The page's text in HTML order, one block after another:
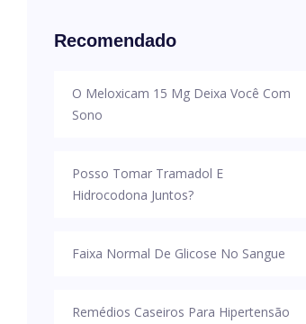
Recomendado
O Meloxicam 15 Mg Deixa Você Com
Sono
Posso Tomar Tramadol E
Hidrocodona Juntos?
Faixa Normal De Glicose No Sangue
Remédios Caseiros Para Hipertensão